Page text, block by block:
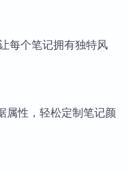
每个笔记拥有独特风
属性，轻松定制笔记颜